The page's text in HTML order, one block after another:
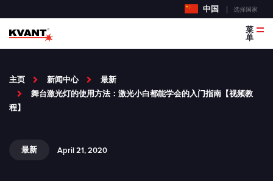
中国 选择国家
菜
单
主页 新闻中心
最新
舞台激光灯的使用方法：激光小白都能学会的入门指南【视频教
程】
最新 April 21, 2020